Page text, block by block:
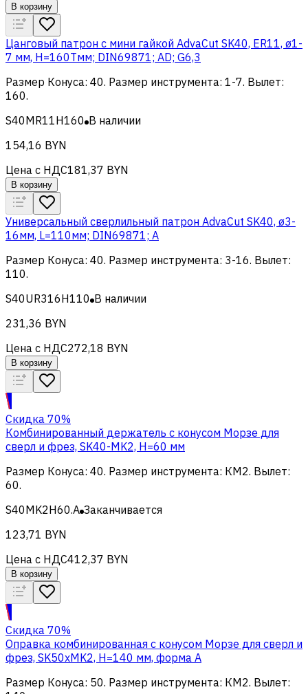
В корзину
Цанговый патрон c мини гайкой AdvaCut SK40, ER11, ø1-
7 мм, H=160Tмм; DIN69871; AD; G6,3
Размер Конуса: 40. Размер инструмента: 1-7. Вылет:
160.
S40MR11H160 В наличии
154,16 BYN
Цена с НДС181,37 BYN
В корзину
Универсальный сверлильный патрон AdvaCut SK40, ø3-
16мм, L=110мм; DIN69871; A
Размер Конуса: 40. Размер инструмента: 3-16. Вылет:
110.
S40UR316H110 В наличии
231,36 BYN
Цена с НДС272,18 BYN
В корзину
Скидка 70%
Комбинированный держатель с конусом Морзе для
сверл и фрез, SK40-MK2, H=60 мм
Размер Конуса: 40. Размер инструмента: КМ2. Вылет:
60.
S40MK2H60.A Заканчивается
123,71 BYN
Цена с НДС412,37 BYN
В корзину
Скидка 70%
Оправка комбинированная с конусом Морзе для сверл и
фрез, SK50xMK2, H=140 мм, форма A
Размер Конуса: 50. Размер инструмента: КМ2. Вылет: